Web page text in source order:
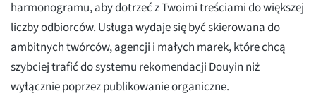
harmonogramu, aby dotrzeć z Twoimi treściami do większej
liczby odbiorców. Usługa wydaje się być skierowana do
ambitnych twórców, agencji i małych marek, które chcą
szybciej trafić do systemu rekomendacji Douyin niż
wyłącznie poprzez publikowanie organiczne.